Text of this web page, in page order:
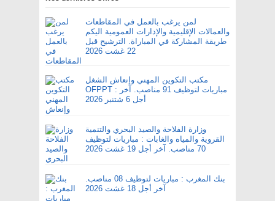
لمن يرغب بالعمل في المقاطعات
والعمالات الإقليمية والإدارات العمومية اليكم
طريقة المشاركة في المباراة. الترشيح قبل
22 غشت 2026
مكتب التكوين المهني وإنعاش الشغل
OFPPT : مباريات لتوظيف 91 مناصب. آخر
أجل 6 شتنبر 2026
وزارة الفلاحة والصيد البحري والتنمية
القروية والمياه والغابات : مباريات لتوظيف
70 مناصب. آخر أجل 19 غشت 2026
بنك المغرب : مباريات لتوظيف 08 مناصب.
آخر أجل 18 غشت 2026